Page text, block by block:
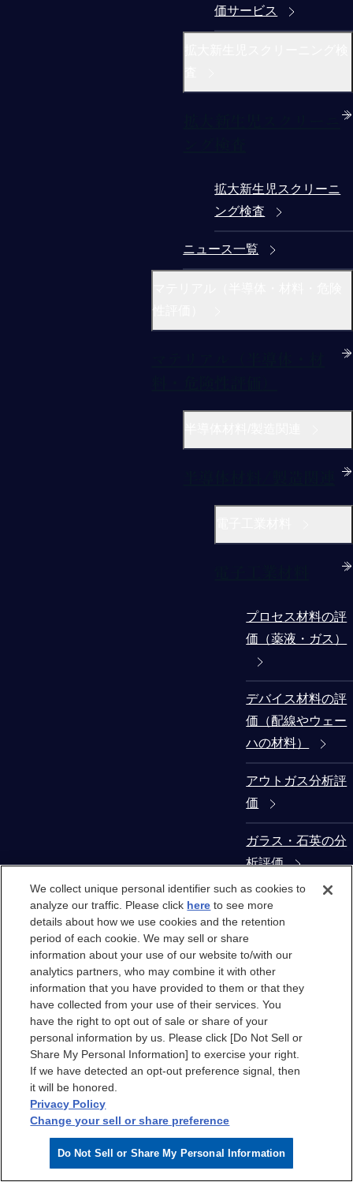
価サービス
拡大新生児スクリーニ
ング検査
ニュース一覧
プロセス材料の評
価（薬液・ガス）
デバイス材料の評
価（配線やウェー
ハの材料）
アウトガス分析評
価
ガラス・石英の分
析評価
コンタミネーショ
ン・異物解析
製造装置部材から
の抽出物・溶出物
評価
クリーンルーム
クリーンルームエ
アのケミカル汚染
We collect unique personal identifier such as cookies to
analyze our traffic. Please click here to see more
details about how we use cookies and the retention
period of each cookie. We may sell or share
information about your use of our website to/with our
analytics partners, who may combine it with other
information that you have provided to them or that they
have collected from your use of their services. You
have the right to opt out of sale or share of your
personal information by us. Please click [Do Not Sell or
Share My Personal Information] to exercise your right.
If we have detected an opt-out preference signal, then
it will be honored.
Privacy Policy
Change your sell or share preference
Do Not Sell or Share My Personal Information